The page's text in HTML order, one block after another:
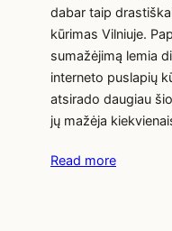
dabar taip
kūrimas Vilniuje.
sumažėjimą lemia
interneto puslapių
atsirado daugiau
jų mažėja
Read more